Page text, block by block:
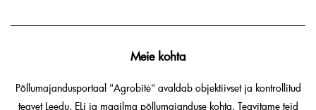
Meie kohta
Põllumajandusportaal "Agrobitė" avaldab objektiivset ja kontrollitud
teavet Leedu, ELi ja maailma põllumajanduse kohta. Teavitame teid